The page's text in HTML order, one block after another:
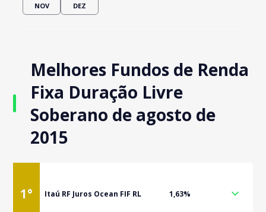
NOV DEZ
Melhores Fundos de Renda
Fixa Duração Livre
Soberano de agosto de
2015
1° Itaú RF Juros Ocean FIF RL 1,63%